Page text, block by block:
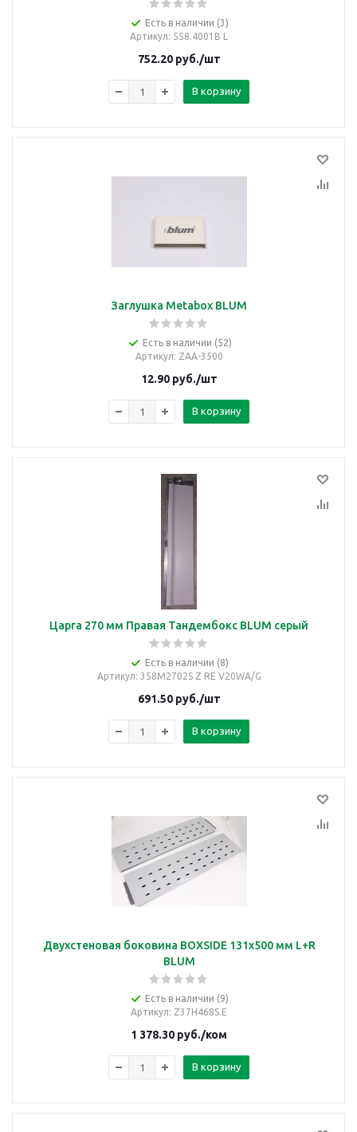
Есть в наличии (3)
Артикул: 558.4001B L
752.20руб./шт
В корзину
Заглушка Metabox BLUM
Есть в наличии (52)
Артикул: ZAA-3500
12.90руб./шт
В корзину
Царга 270 мм Правая Тандембокс BLUM серый
Есть в наличии (8)
Артикул: 358M2702S Z RE V20WA/G
691.50руб./шт
В корзину
Двухстеновая боковина BOXSIDE 131x500 мм L+R
BLUM
Есть в наличии (9)
Артикул: Z37H468S.E
1 378.30 руб./ком
В корзину